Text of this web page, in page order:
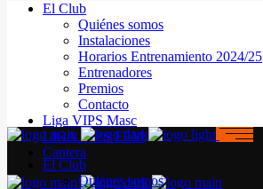
El Club
Quiénes somos
Instalaciones
Horarios Entrenamiento 2024/25
Entrenadores
Premios
Contacto
Liga VIPS Masc
LIGA VIPS FEM
Cantera
El Club
Quiénes somos